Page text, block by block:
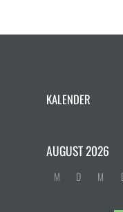
KALENDER
AUGUST2026
M D M